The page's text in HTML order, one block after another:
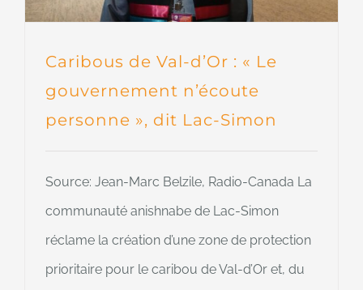
Caribous de Val-d’Or : « Le
gouvernement n’écoute
personne », dit Lac-Simon
Source: Jean-Marc Belzile, Radio-Canada La
communauté anishnabe de Lac-Simon
réclame la création d’une zone de protection
prioritaire pour le caribou de Val-d’Or et, du